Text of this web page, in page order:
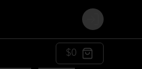
Login
$0